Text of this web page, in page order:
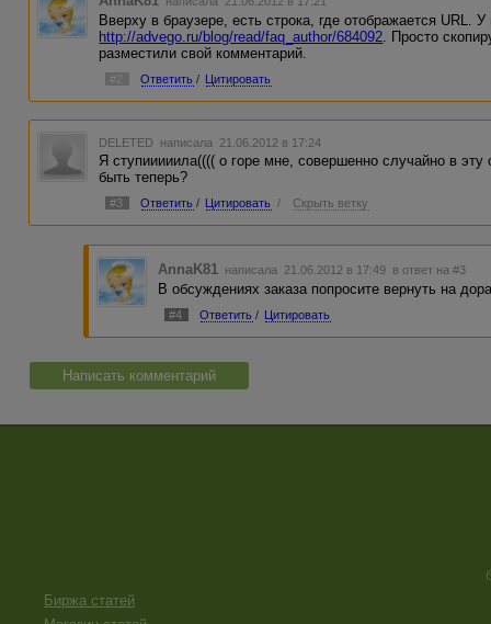
Вверху в браузере, есть строка, где отображается URL.
http://advego.ru/blog/read/faq_author/684092 . Просто
разместили свой комментарий.
#2 Ответить / Цитировать
DELETED написала 21.06.2012 в 17:24
Я ступииииила(((( о горе мне, совершенно случайно в эту
быть теперь?
#3 Ответить / Цитировать / Скрыть ветку
AnnaK81 написала 21.06.2012 в 17:49 в ответ на #3
В обсуждениях заказа попросите вернуть на
#4 Ответить / Цитировать
Написать комментарий
Биржа статей